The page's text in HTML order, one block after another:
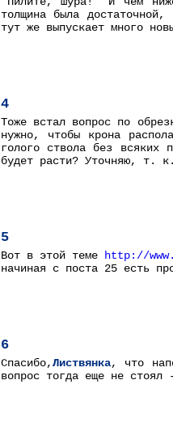
толщина была
тут же выпускает много
4
Тоже встал вопрос по
нужно, чтобы крона
голого ствола без всяких
будет расти? Уточняю, т.
5
Вот в этой теме
http://
начиная с поста 25 есть
6
Спасибо,Листвянка, что
вопрос тогда еще не